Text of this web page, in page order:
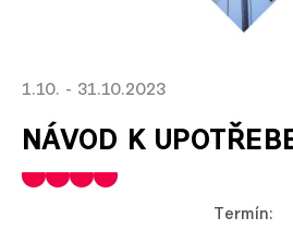
1.10. - 31.10.2023
NÁVOD K
Termín: